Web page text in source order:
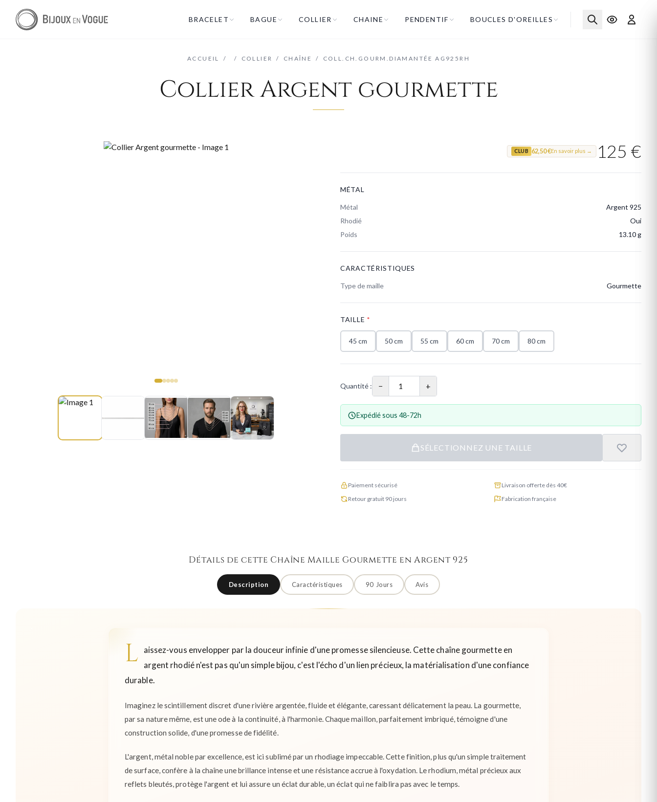
BRACELET BAGUE COLLIER CHAINE PENDENTIF BOUCLES D'OREILLES
ACCUEIL / / COLLIER / CHAÎNE / COLL.CH.GOURM.DIAMANTÉE AG925RH
Collier Argent gourmette
CLUB 62,50 €En savoir plus → 125 €
MÉTAL
Métal
Argent 925
Rhodié
Oui
Poids
13.10 g
CARACTÉRISTIQUES
Type de maille Gourmette
TAILLE *
45 cm 50 cm 55 cm 60 cm 70 cm 80 cm
Quantité : − +
Expédié sous 48-72h
SÉLECTIONNEZ UNE TAILLE
Paiement sécurisé
Livraison offerte dès 40€
Retour gratuit 90 jours
Fabrication française
Détails de cette Chaîne Maille Gourmette en Argent 925
Description Caractéristiques 90 Jours Avis
L
aissez-vous envelopper par la douceur infinie d'une promesse silencieuse. Cette chaîne gourmette en
argent rhodié n'est pas qu'un simple bijou, c'est l'écho d'un lien précieux, la matérialisation d'une confiance
durable.
Imaginez le scintillement discret d'une rivière argentée, fluide et élégante, caressant délicatement la peau. La gourmette,
par sa nature même, est une ode à la continuité, à l'harmonie. Chaque maillon, parfaitement imbriqué, témoigne d'une
construction solide, d'une promesse de fidélité.
L'argent, métal noble par excellence, est ici sublimé par un rhodiage impeccable. Cette finition, plus qu'un simple traitement
de surface, confère à la chaîne une brillance intense et une résistance accrue à l'oxydation. Le rhodium, métal précieux aux
reflets bleutés, protège l'argent et lui assure un éclat durable, un éclat qui ne faiblira pas avec le temps.